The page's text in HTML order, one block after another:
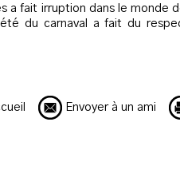
a fait irruption dans le monde
du carnaval a fait du
Envoyer à un ami